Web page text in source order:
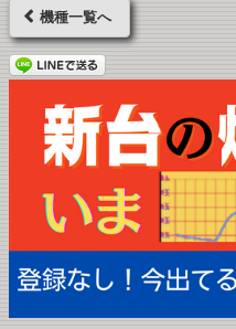
機種一覧へ